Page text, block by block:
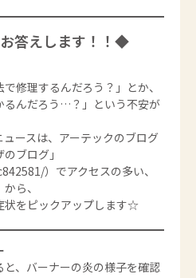
答えします！！◆
修理するんだろう？」とか、
るんだろう…？」という不安が
ースは、アーテックのブログ
ブログ」
）でアクセスの多い、
ら、
状をピックアップします☆
、バーナーの炎の様子を確認